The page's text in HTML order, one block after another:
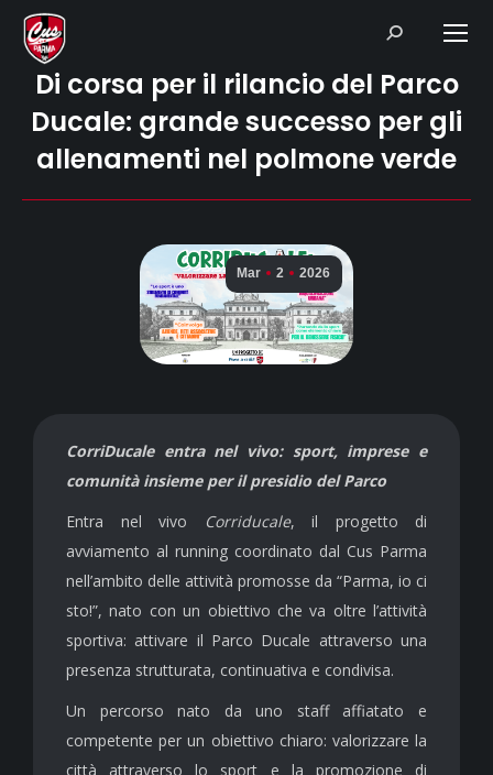
Search:
Di corsa per il rilancio del Parco
Ducale: grande successo per gli
allenamenti nel polmone verde
Mar 2 2026
CorriDucale entra nel vivo: sport, imprese e
comunità insieme per il presidio del Parco
Entra nel vivo
Corriducale, il progetto di
avviamento al running coordinato dal Cus Parma
nell’ambito delle attività promosse da “Parma, io ci
sto!”, nato con un obiettivo che va oltre l’attività
sportiva: attivare il Parco Ducale attraverso una
presenza strutturata, continuativa e condivisa.
Un percorso nato da uno staff affiatato e
competente per un obiettivo chiaro: valorizzare la
città attraverso lo sport e la promozione di